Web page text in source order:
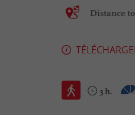
Distance
3 h.